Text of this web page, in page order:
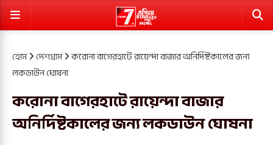
হোম দেশগ্রাম করোনা বাগেরহাটে রায়েন্দা বাজার অনির্দিষ্টকালের জন্য
লকডাউন ঘোষনা
করোনা বাগেরহাটে রায়েন্দা বাজার
অনির্দিষ্টকালের জন্য লকডাউন ঘোষনা